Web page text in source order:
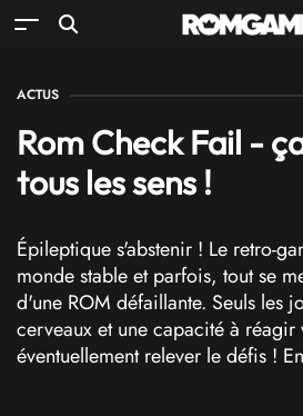
ACTUS
Rom Check Fail -
tous les sens !
Épileptique s'abstenir ! Le retro-
monde stable et parfois, tout se
d'une ROM défaillante. Seuls les
cerveaux et une capacité à
éventuellement relever le défis !